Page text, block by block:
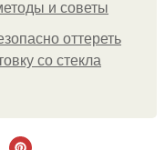
и советы
оттереть
со стекла